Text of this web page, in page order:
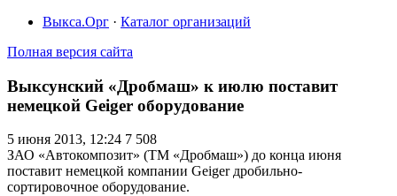
Выкса.Орг · Каталог организаций
Полная версия сайта
Выксунский «Дробмаш» к июлю поставит
немецкой Geiger оборудование
5 июня 2013, 12:24 7 508
ЗАО «Автокомпозит» (ТМ «Дробмаш») до конца июня
поставит немецкой компании Geiger дробильно-
сортировочное оборудование.